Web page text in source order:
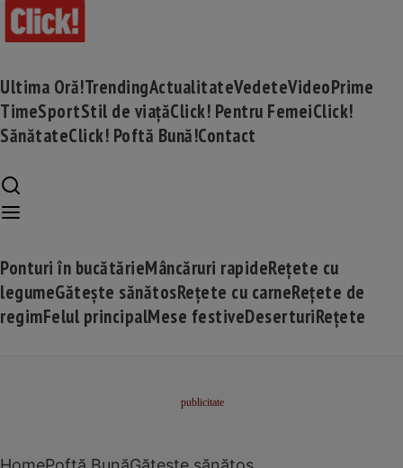
Ultima Oră!TrendingActualitateVedeteVideoPrime
TimeSportStil de viațăClick! Pentru FemeiClick!
SănătateClick! Poftă Bună!Contact
Ponturi în bucătărieMâncăruri rapideRețete cu
legumeGătește sănătosRețete cu carneRețete de
regimFelul principalMese festiveDeserturiRețete